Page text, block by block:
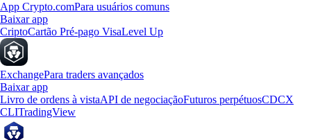
App Crypto.comPara usuários comuns
Baixar app
CriptoCartão Pré-pago VisaLevel Up
ExchangePara traders avançados
Baixar app
Livro de ordens à vistaAPI de negociaçãoFuturos perpétuosCDCX
CLITradingView